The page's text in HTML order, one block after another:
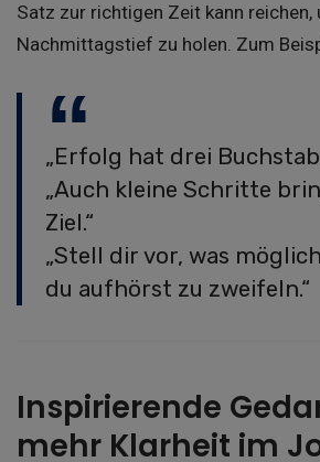
Satz zur richtigen Zeit kann reichen,
Nachmittagstief zu holen. Zum
„Erfolg hat drei
„Auch kleine Schritte
Ziel.“
„Stell dir vor, was
du aufhörst zu zweifeln.“
Inspirierende
mehr Klarheit im